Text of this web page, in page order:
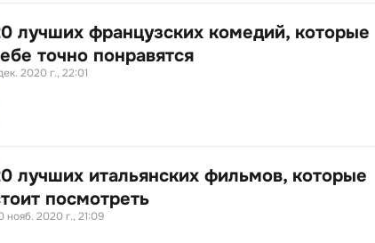
лучших французских комедий, которые
точно понравятся
2020 г., 22:01
лучших итальянских фильмов, которые
посмотреть
нояб. 2020 г., 21:09